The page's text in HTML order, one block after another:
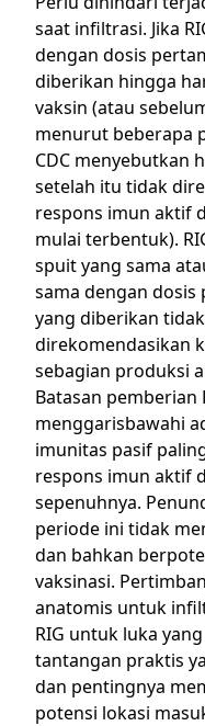
saat infiltrasi. Jika
dengan dosis
diberikan hingga
vaksin (atau
menurut beberapa
CDC menyebutkan
setelah itu tidak
respons imun aktif
mulai terbentuk).
spuit yang sama
sama dengan dosis
yang diberikan
direkomendasikan
sebagian produksi
Batasan pemberian
menggarisbawahi
imunitas pasif
respons imun aktif
sepenuhnya.
periode ini tidak
dan bahkan
vaksinasi.
anatomis untuk
RIG untuk luka
tantangan praktis
dan pentingnya
potensi lokasi